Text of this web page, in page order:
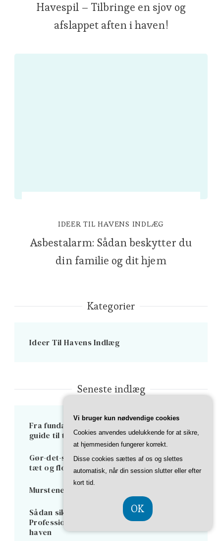
Havespil – Tilbringe en sjov og
afslappet aften i haven!
IDEER TIL HAVENS INDLÆG
Asbestalarm: Sådan beskytter du
din familie og dit hjem
Kategorier
Ideer Til Havens Indlæg
Seneste indlæg
Fra fundament til kvist: Den ultimative
guide til totalrenovering af huset
Gør-det-selv tagpaptag: Trin for trin til et
tæt og flot tag
Murstenens vægt i historisk perspektiv
Sådan sikrer du sund vækst:
Professionelle råd til beskæring af træer i
haven
Vi bruger kun nødvendige cookies
Cookies anvendes udelukkende for at sikre,
at hjemmesiden fungerer korrekt.
Disse cookies sættes af os og slettes
automatisk, når din session slutter eller efter
kort tid.
OK